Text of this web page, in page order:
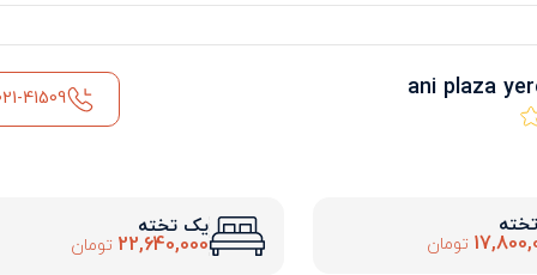
41509
تومان
یک تخته
22,640,000 تومان